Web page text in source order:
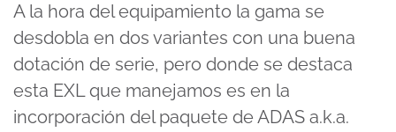
A la hora del equipamiento la gama se
desdobla en dos variantes con una buena
dotación de serie, pero donde se destaca
esta EXL que manejamos es en la
incorporación del paquete de ADAS a.k.a.